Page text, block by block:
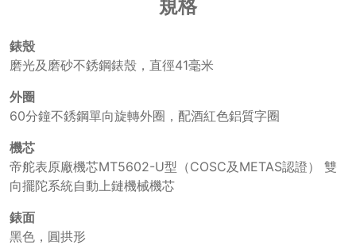
規格
錶殼
磨光及磨砂不銹鋼錶殼，直徑41毫米
外圈
60分鐘不銹鋼單向旋轉外圈，配酒紅色鋁質字圈
機芯
帝舵表原廠機芯MT5602-U型（COSC及METAS認證） 雙
向擺陀系統自動上鏈機械機芯
錶面
黑色，圓拱形